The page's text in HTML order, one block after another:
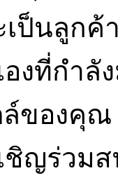
ป็นลูกค้
ที่กำลัง
ของคุณ
ญร่วม